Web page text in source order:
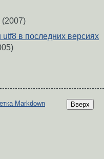
(2007)
utf8 в последних версиях
Вверх
Markdown